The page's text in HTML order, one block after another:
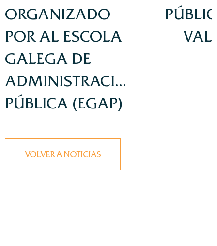
ORGANIZADO
POR AL ESCOLA
GALEGA DE
ADMINISTRACIÓN
PÚBLICA (EGAP)
VOLVER A NOTICIAS